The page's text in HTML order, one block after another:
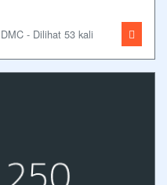
- Dilihat 53 kali